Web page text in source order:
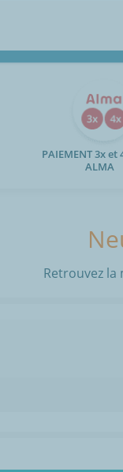
PAIEMENT 3x et
ALMA
Retrouvez